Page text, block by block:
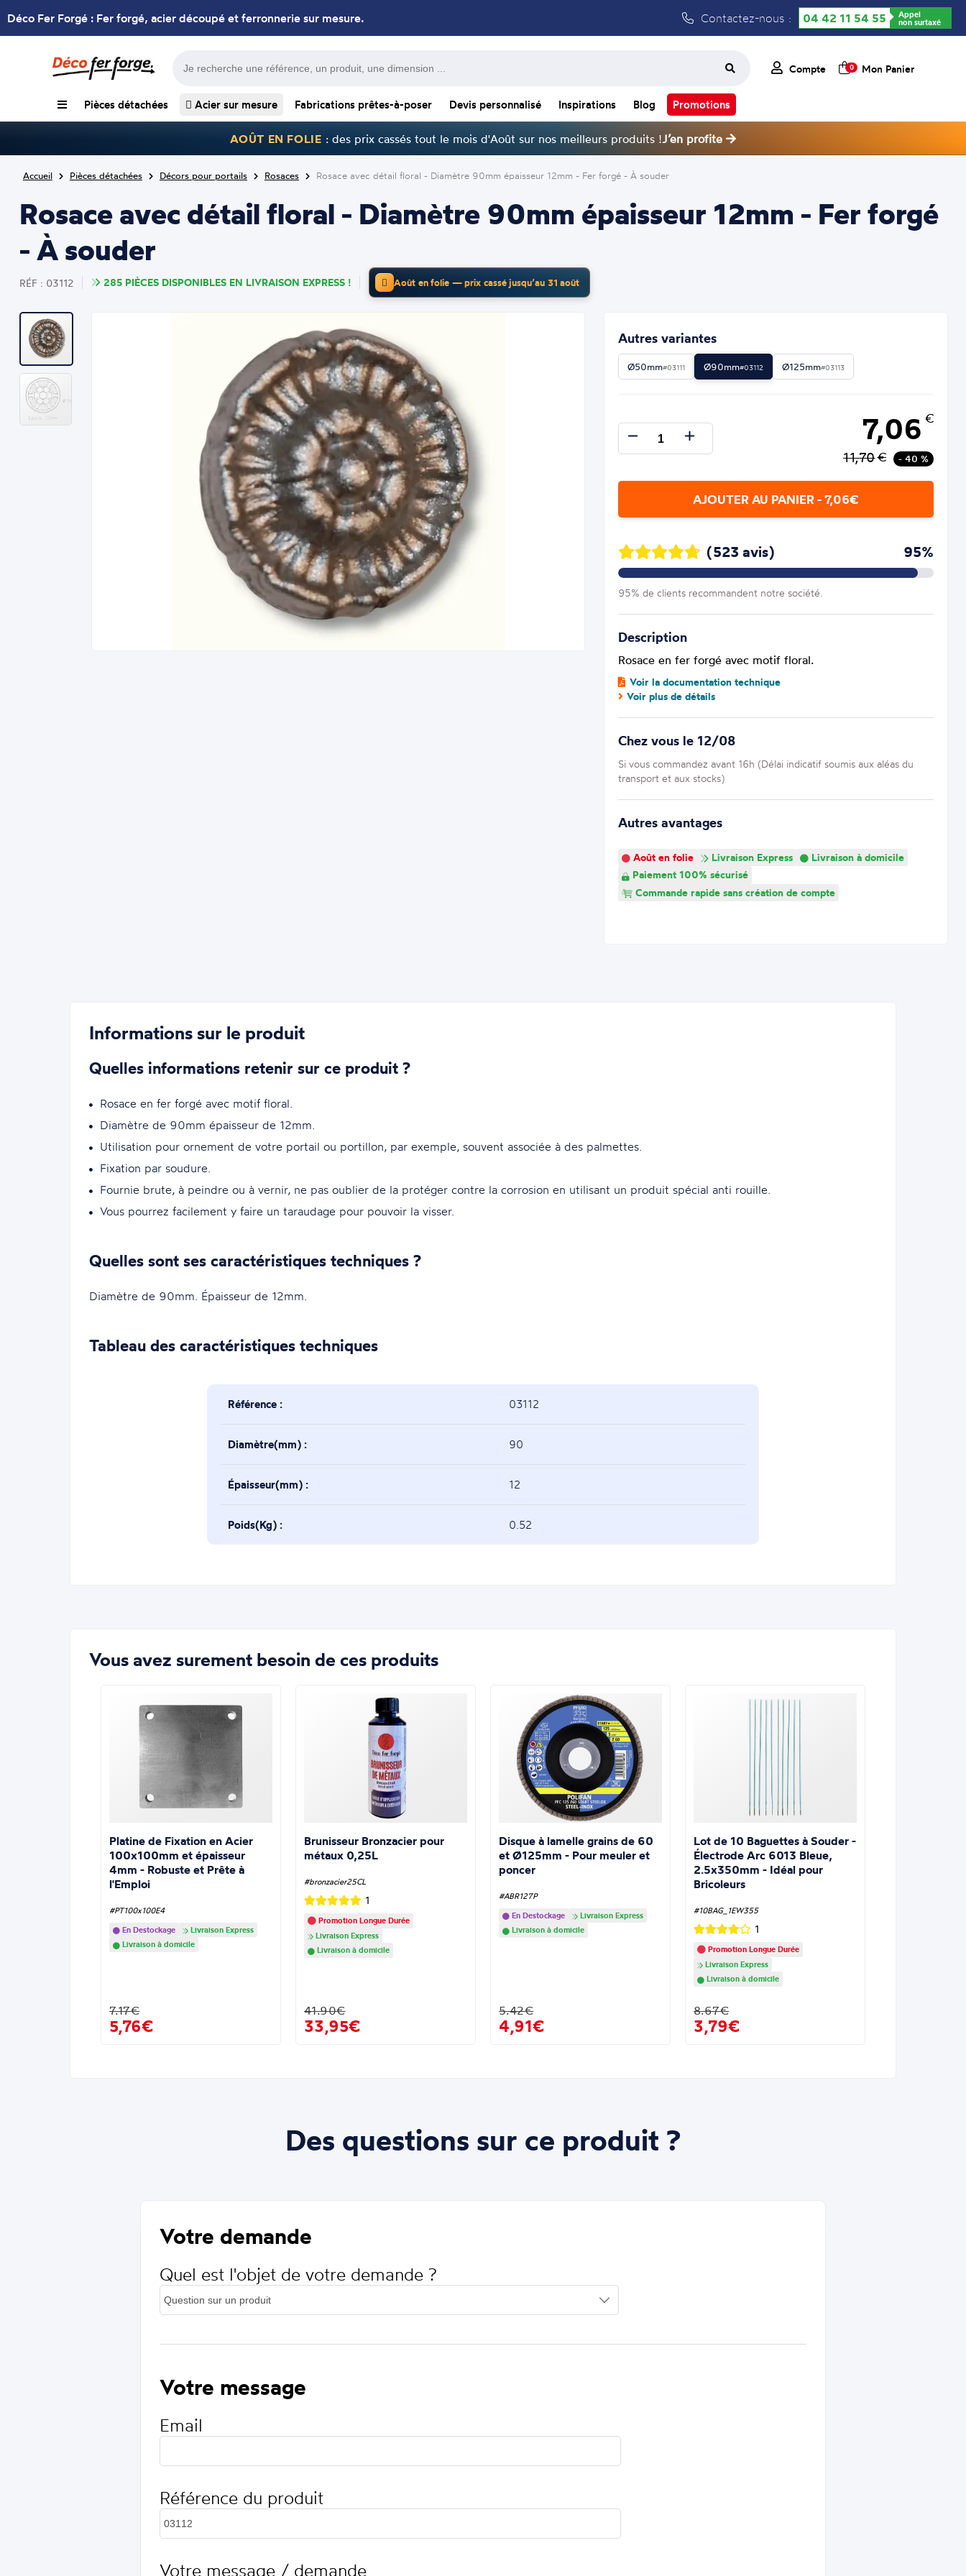
Déco Fer Forgé : Fer forgé, acier découpé et ferronnerie sur mesure. Contactez-nous : 04 42 11 54 55 Appel
non surtaxé
Compte 0 Mon Panier
Pièces détachées Acier sur mesure Fabrications prêtes-à-poser Devis personnalisé Inspirations Blog Promotions
AOÛT EN FOLIE : des prix cassés tout le mois d'Août sur nos meilleurs produits !J’en profite
Accueil Pièces détachées Décors pour portails Rosaces Rosace avec détail floral - Diamètre 90mm épaisseur 12mm - Fer forgé - À souder
Rosace avec détail floral - Diamètre 90mm épaisseur 12mm - Fer forgé
- À souder
RÉF : 03112 285 PIÈCES DISPONIBLES EN LIVRAISON EXPRESS ! Août en folie — prix cassé jusqu’au 31 août
Autres variantes
Ø50mm#03111 Ø90mm#03112 Ø125mm#03113
7,06 €
11,70€ - 40 %
AJOUTER AU PANIER - 7,06€
(523 avis) 95%
95% de clients recommandent notre société.
Description
Rosace en fer forgé avec motif floral.
Voir la documentation technique
Voir plus de détails
Chez vous le 12/08
Si vous commandez avant 16h (Délai indicatif soumis aux aléas du
transport et aux stocks)
Autres avantages
Août en folie Livraison Express
Livraison à domicile
Paiement 100% sécurisé
Commande rapide sans création de compte
Informations sur le produit
Quelles informations retenir sur ce produit ?
Rosace en fer forgé avec motif floral.
Diamètre de 90mm épaisseur de 12mm.
Utilisation pour ornement de votre portail ou portillon, par exemple, souvent associée à des palmettes.
Fixation par soudure.
Fournie brute, à peindre ou à vernir, ne pas oublier de la protéger contre la corrosion en utilisant un produit spécial anti rouille.
Vous pourrez facilement y faire un taraudage pour pouvoir la visser.
Quelles sont ses caractéristiques techniques ?
Diamètre de 90mm. Épaisseur de 12mm.
Tableau des caractéristiques techniques
Référence : 03112
Diamètre(mm) : 90
Épaisseur(mm) : 12
Poids(Kg) : 0.52
Vous avez surement besoin de ces produits
Platine de Fixation en Acier
100x100mm et épaisseur
4mm - Robuste et Prête à
l'Emploi
#PT100x100E4
En Destockage
Livraison Express
Livraison à domicile
7.17€
5,76€
Brunisseur Bronzacier pour
métaux 0,25L
#bronzacier25CL
1
Promotion Longue Durée
Livraison Express
Livraison à domicile
41.90€
33,95€
Disque à lamelle grains de 60
et Ø125mm - Pour meuler et
poncer
#ABR127P
En Destockage
Livraison Express
Livraison à domicile
5.42€
4,91€
Lot de 10 Baguettes à Souder -
Électrode Arc 6013 Bleue,
2.5x350mm - Idéal pour
Bricoleurs
#10BAG_1EW355
1
Promotion Longue Durée
Livraison Express
Livraison à domicile
8.67€
3,79€
Des questions sur ce produit ?
Votre demande
Quel est l'objet de votre demande ?
Votre message
Email
Référence du produit
Votre message / demande